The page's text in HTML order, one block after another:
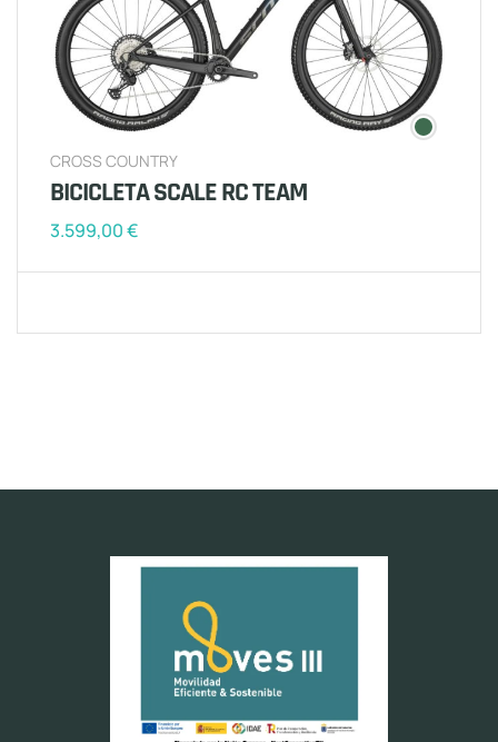
CROSS COUNTRY
BICICLETA SCALE RC TEAM
3.599,00€